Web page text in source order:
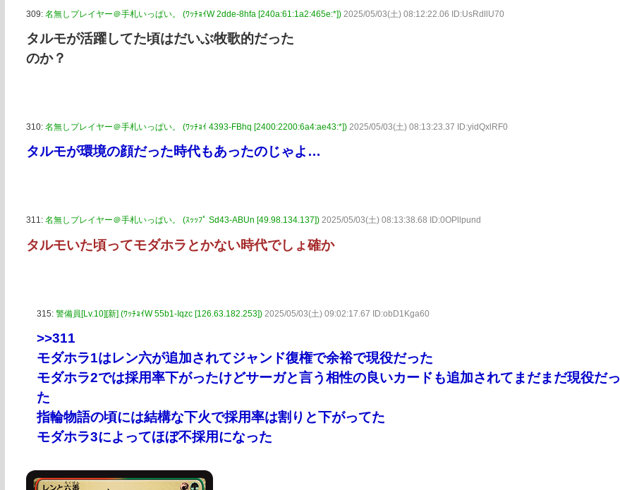
309: 名無しプレイヤー＠手札いっぱい。 (ﾜｯﾁｮｲW 2dde-8hfa [240a:61:1a2:465e:*]) 2025/05/03(土) 08:12:22.06 ID:UsRdllU70
タルモが活躍してた頃はだいぶ牧歌的だった
のか？
310: 名無しプレイヤー＠手札いっぱい。 (ﾜｯﾁｮｲ 4393-FBhq [2400:2200:6a4:ae43:*]) 2025/05/03(土) 08:13:23.37 ID:yidQxlRF0
タルモが環境の顔だった時代もあったのじゃよ…
311: 名無しプレイヤー＠手札いっぱい。 (ｽｯｯﾌﾟ Sd43-ABUn [49.98.134.137]) 2025/05/03(土) 08:13:38.68 ID:0OPllpund
タルモいた頃ってモダホラとかない時代でしょ確か
315: 警備員[Lv.10][新] (ﾜｯﾁｮｲW 55b1-Iqzc [126.63.182.253]) 2025/05/03(土) 09:02:17.67 ID:obD1Kga60
>>311
モダホラ1はレン六が追加されてジャンド復権で余裕で現役だった
モダホラ2では採用率下がったけどサーガと言う相性の良いカードも追加されてまだまだ現役だっ
た
指輪物語の頃には結構な下火で採用率は割りと下がってた
モダホラ3によってほぼ不採用になった